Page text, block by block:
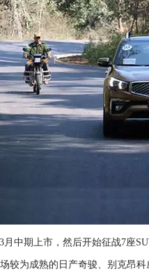
月中期上市，然后开始征战7座
较为成熟的日产奇骏、别克昂